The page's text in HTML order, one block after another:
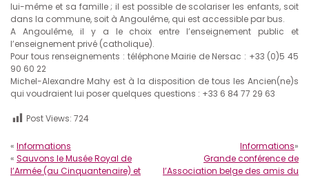
lui-même et sa famille ; il est possible de scolariser les enfants, soit
dans la commune, soit à Angoulême, qui est accessible par bus.
A Angoulême, il y a le choix entre l’enseignement public et
l’enseignement privé (catholique).
Pour tous renseignements : téléphone Mairie de Nersac : +33 (0)5 45
90 60 22
Michel-Alexandre Mahy est à la disposition de tous les Ancien(ne)s
qui voudraient lui poser quelques questions : +33 6 84 77 29 63
Post Views: 724
« Informations
« Sauvons le Musée Royal de
l’Armée (au Cinquantenaire) et
Informations»
Grande conférence de
l’Association belge des amis du